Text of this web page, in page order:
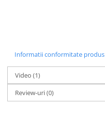
Informatii conformitate produs
Video (1)
Review-uri(0)